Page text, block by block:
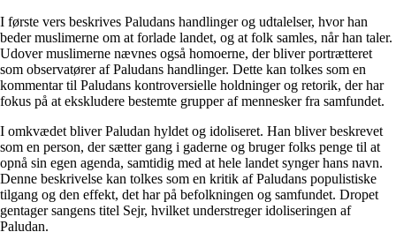
I første vers beskrives Paludans handlinger og udtalelser, hvor han
beder muslimerne om at forlade landet, og at folk samles, når han taler.
Udover muslimerne nævnes også homoerne, der bliver portrætteret
som observatører af Paludans handlinger. Dette kan tolkes som en
kommentar til Paludans kontroversielle holdninger og retorik, der har
fokus på at ekskludere bestemte grupper af mennesker fra samfundet.
I omkvædet bliver Paludan hyldet og idoliseret. Han bliver beskrevet
som en person, der sætter gang i gaderne og bruger folks penge til at
opnå sin egen agenda, samtidig med at hele landet synger hans navn.
Denne beskrivelse kan tolkes som en kritik af Paludans populistiske
tilgang og den effekt, det har på befolkningen og samfundet. Dropet
gentager sangens titel Sejr, hvilket understreger idoliseringen af
Paludan.